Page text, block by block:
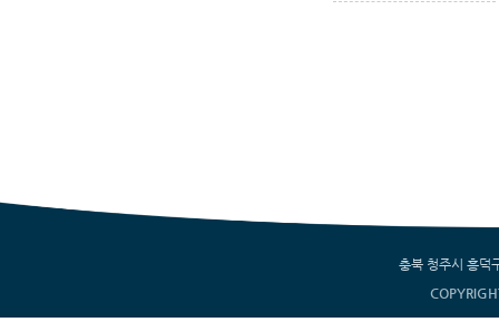
충북 청주시 흥